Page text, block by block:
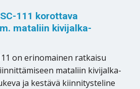
111 korottava
mataliin kivijalka-
on erinomainen ratkaisu
mataliin kivijalka-
ja kestävä kiinnitysteline